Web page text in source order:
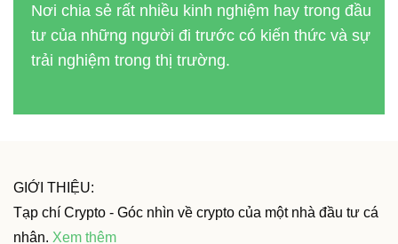
Nơi chia sẻ rất nhiều kinh nghiệm hay trong đầu
tư của những người đi trước có kiến thức và sự
trải nghiệm trong thị trường.
GIỚI THIỆU:
Tạp chí Crypto - Góc nhìn về crypto của một nhà đầu tư cá
nhân. Xem thêm